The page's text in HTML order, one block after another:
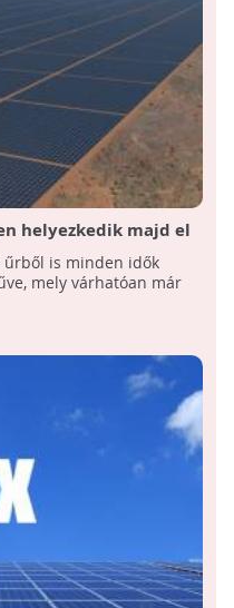
helyezkedik majd el
űrből is minden idők
mely várhatóan már